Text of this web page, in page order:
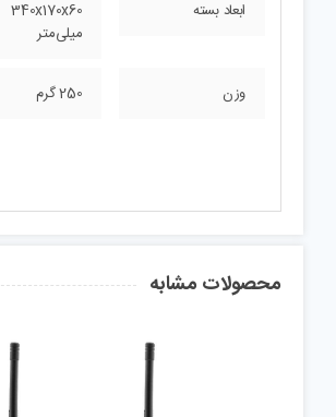
ابعاد بسته
340x170x60
میلی‌متر
وزن 250 گرم
محصولات مشابه